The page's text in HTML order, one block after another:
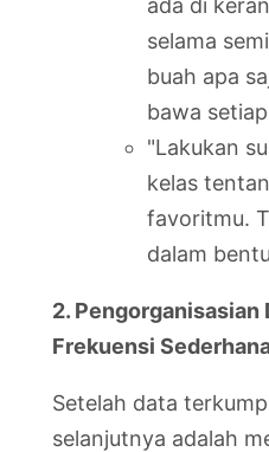
ada di
selama
buah apa
bawa
"Lakukan
kelas
favoritmu.
dalam
2. Pengorganisasian
Frekuensi
Setelah data
selanjutnya adalah